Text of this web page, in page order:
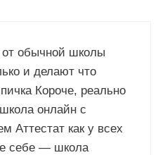
обычной школы
и делают что
Короче, реально
онлайн с
Аттестат как у всех
себе — школа